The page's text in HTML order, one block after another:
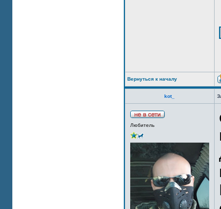
Вернуться к началу
kot_
Любитель